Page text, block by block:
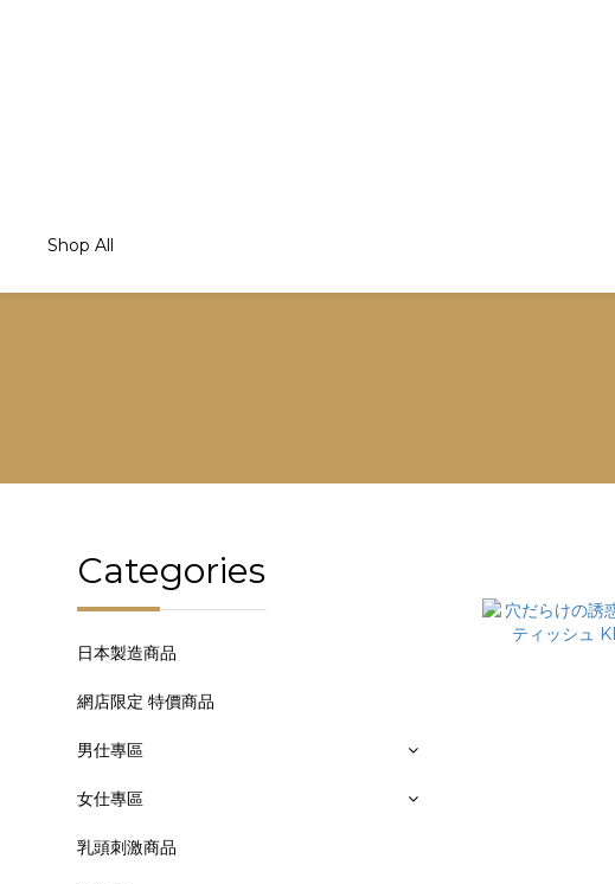
Shop All
Categories
日本製造商品
網店限定 特價商品
男仕專區
女仕專區
乳頭刺激商品